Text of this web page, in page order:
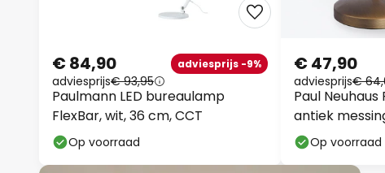
Paulmann LED bureaulamp
FlexBar, wit, 36 cm, CCT
€ 84,90 adviesprijs -9%
adviesprijs€ 93,95
Op voorraad
Paul
antiek
€ 47,90
adviesprijs€
Op voorraad